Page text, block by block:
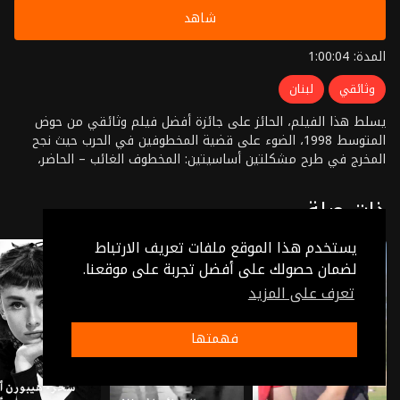
يستخدم هذا الموقع ملفات تعريف الارتباط
لضمان حصولك على أفضل تجربة على موقعنا.
تعرف على المزيد
فهمتها
شاهد
المدة: 1:00:04
وثائقي لبنان
يسلط هذا الفيلم، الحائز على جائزة أفضل فيلم وثائقي من حوض
المتوسط 1998، الضوء على قضية المخطوفين في الحرب حيث نجح
المخرج في طرح مشكلتين أساسيتين: المخطوف الغائب – الحاضر،
ان يكون ضمير الغائب لأمة حاضرة من خلال مشاعر أهالي المخطوفين
الذين لخصوا قضيتهم بدموعهم وضعفهم، وحدها وداد كسرت هذا
الجمود لتعود الى ثباتها من خلال مشاركتنا ووثائقها المهترئة بفعل
مرور الزمن. إخراج: بهيج حجيج
ذات صلة